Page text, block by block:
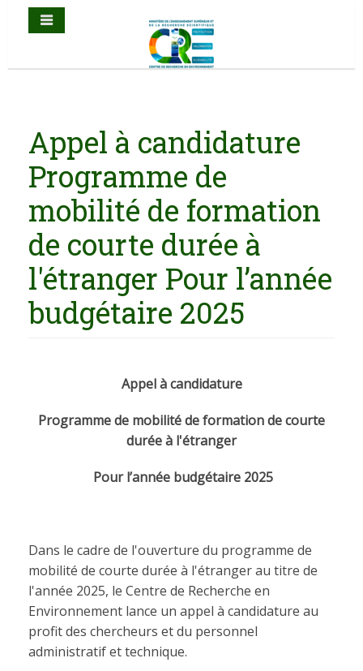
Appel à candidature
Programme de
mobilité de formation
de courte durée à
l'étranger Pour l’année
budgétaire 2025
Appel à candidature
Programme de mobilité de formation de courte
durée à l'étranger
Pour l’année budgétaire 2025
Dans le cadre de l'ouverture du programme de
mobilité de courte durée à l'étranger au titre de
l'année 2025, le Centre de Recherche en
Environnement lance un appel à candidature au
profit des chercheurs et du personnel
administratif et technique.